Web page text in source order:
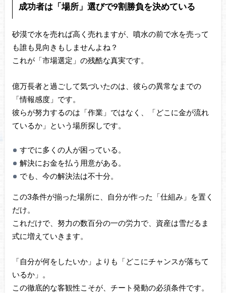
成功者は「場所」選びで9割勝負を決めている
砂漠で水を売れば高く売れますが、噴水の前で水を売って
も誰も見向きもしませんよね？
これが「市場選定」の残酷な真実です。
億万長者と過ごして気づいたのは、彼らの異常なまでの
「情報感度」です。
彼らが努力するのは「作業」ではなく、「どこに金が流れ
ているか」という場所探しです。
すでに多くの人が困っている。
解決にお金を払う用意がある。
でも、今の解決法は不十分。
この3条件が揃った場所に、自分が作った「仕組み」を置く
だけ。
これだけで、努力の数百分の一の労力で、資産は雪だるま
式に増えていきます。
「自分が何をしたいか」よりも「どこにチャンスが落ちて
いるか」。
この徹底的な客観性こそが、チート発動の必須条件です。